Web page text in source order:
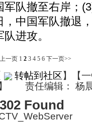
队撤至右岸；
中国军队撤退
进攻。
一页 1 2 3 4 5 6 下一页>>
转帖到社区】【
】 责任编辑： 杨
302 Found